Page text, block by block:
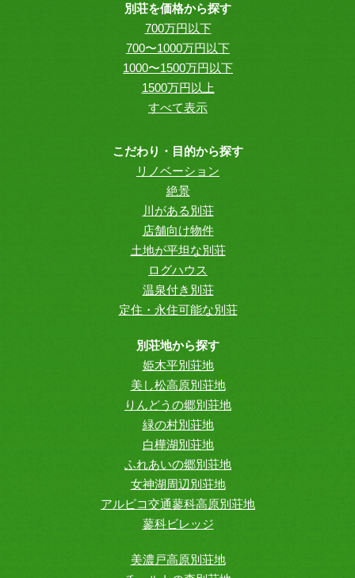
別荘を価格から探す
700万円以下
700〜1000万円以下
1000〜1500万円以下
1500万円以上
すべて表示
こだわり・目的から探す
リノベーション
絶景
川がある別荘
店舗向け物件
土地が平坦な別荘
ログハウス
温泉付き別荘
定住・永住可能な別荘
別荘地から探す
姫木平別荘地
美し松高原別荘地
りんどうの郷別荘地
緑の村別荘地
白樺湖別荘地
ふれあいの郷別荘地
女神湖周辺別荘地
アルピコ交通蓼科高原別荘地
蓼科ビレッジ
美濃戸高原別荘地